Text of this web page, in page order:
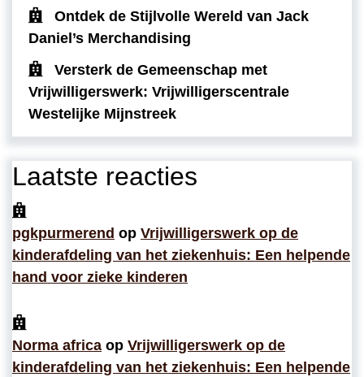
Ontdek de Stijlvolle Wereld van Jack
Daniel’s Merchandising
Versterk de Gemeenschap met
Vrijwilligerswerk: Vrijwilligerscentrale
Westelijke Mijnstreek
Laatste reacties
pgkpurmerend op Vrijwilligerswerk op de
kinderafdeling van het ziekenhuis: Een helpende
hand voor zieke kinderen
Norma africa op Vrijwilligerswerk op de
kinderafdeling van het ziekenhuis: Een helpende